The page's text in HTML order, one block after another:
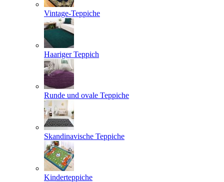
Vintage-Teppiche
Haariger Teppich
Runde und ovale Teppiche
Skandinavische Teppiche
Kinderteppiche